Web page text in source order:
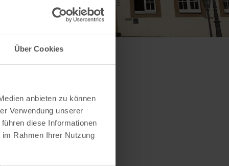
Über Cookies
anbieten zu können
Verwendung unserer
diese Informationen
Rahmen Ihrer Nutzung